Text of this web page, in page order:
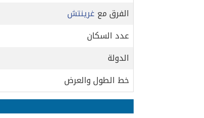
الفرق مع غرينتش
عدد السكان
الدولة
خط الطول والعرض